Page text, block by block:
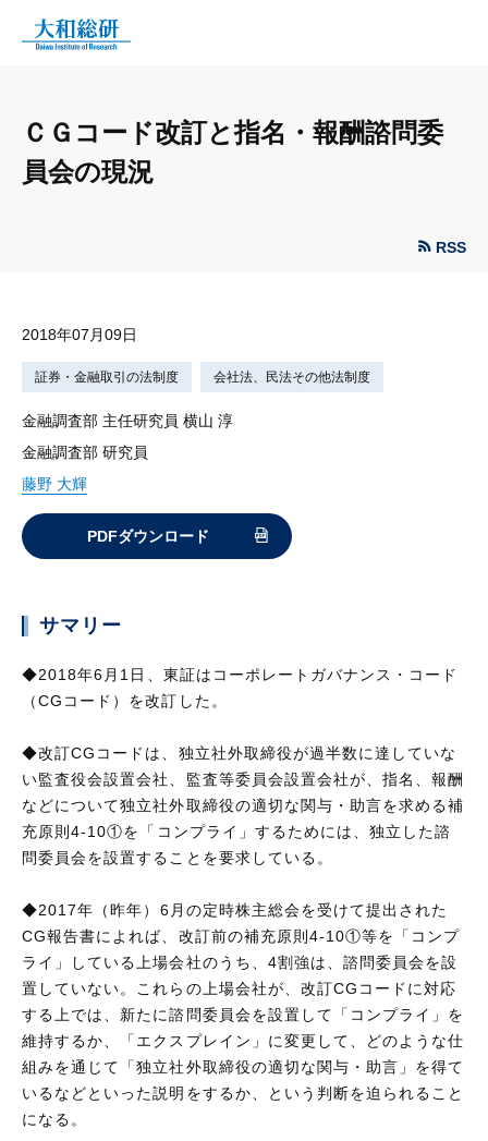
ＣＧコード改訂と指名・報酬諮問委
員会の現況
RSS
2018年07月09日
証券・金融取引の法制度 会社法、民法その他法制度
金融調査部 主任研究員 横山 淳
金融調査部 研究員
藤野 大輝
PDFダウンロード
サマリー
◆2018年6月1日、東証はコーポレートガバナンス・コード
（CGコード）を改訂した。
◆改訂CGコードは、独立社外取締役が過半数に達していな
い監査役会設置会社、監査等委員会設置会社が、指名、報酬
などについて独立社外取締役の適切な関与・助言を求める補
充原則4-10①を「コンプライ」するためには、独立した諮
問委員会を設置することを要求している。
◆2017年（昨年）6月の定時株主総会を受けて提出された
CG報告書によれば、改訂前の補充原則4-10①等を「コンプ
ライ」している上場会社のうち、4割強は、諮問委員会を設
置していない。これらの上場会社が、改訂CGコードに対応
する上では、新たに諮問委員会を設置して「コンプライ」を
維持するか、「エクスプレイン」に変更して、どのような仕
組みを通じて「独立社外取締役の適切な関与・助言」を得て
いるなどといった説明をするか、という判断を迫られること
になる。